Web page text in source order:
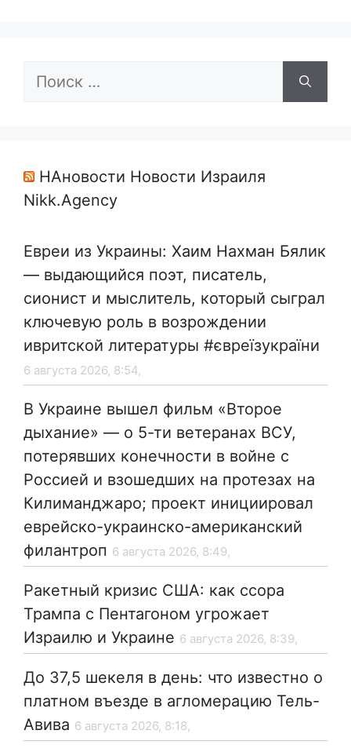
Поиск:
НАновости Новости Израиля
Nikk.Agency
Евреи из Украины: Хаим Нахман Бялик
— выдающийся поэт, писатель,
сионист и мыслитель, который сыграл
ключевую роль в возрождении
ивритской литературы #євреїзукраїни
6 августа 2026, 8:54,
В Украине вышел фильм «Второе
дыхание» — о 5-ти ветеранах ВСУ,
потерявших конечности в войне с
Россией и взошедших на протезах на
Килиманджаро; проект инициировал
еврейско-украинско-американский
филантроп 6 августа 2026, 8:49,
Ракетный кризис США: как ссора
Трампа с Пентагоном угрожает
Израилю и Украине 6 августа 2026, 8:39,
До 37,5 шекеля в день: что известно о
платном въезде в агломерацию Тель-
Авива 6 августа 2026, 8:18,